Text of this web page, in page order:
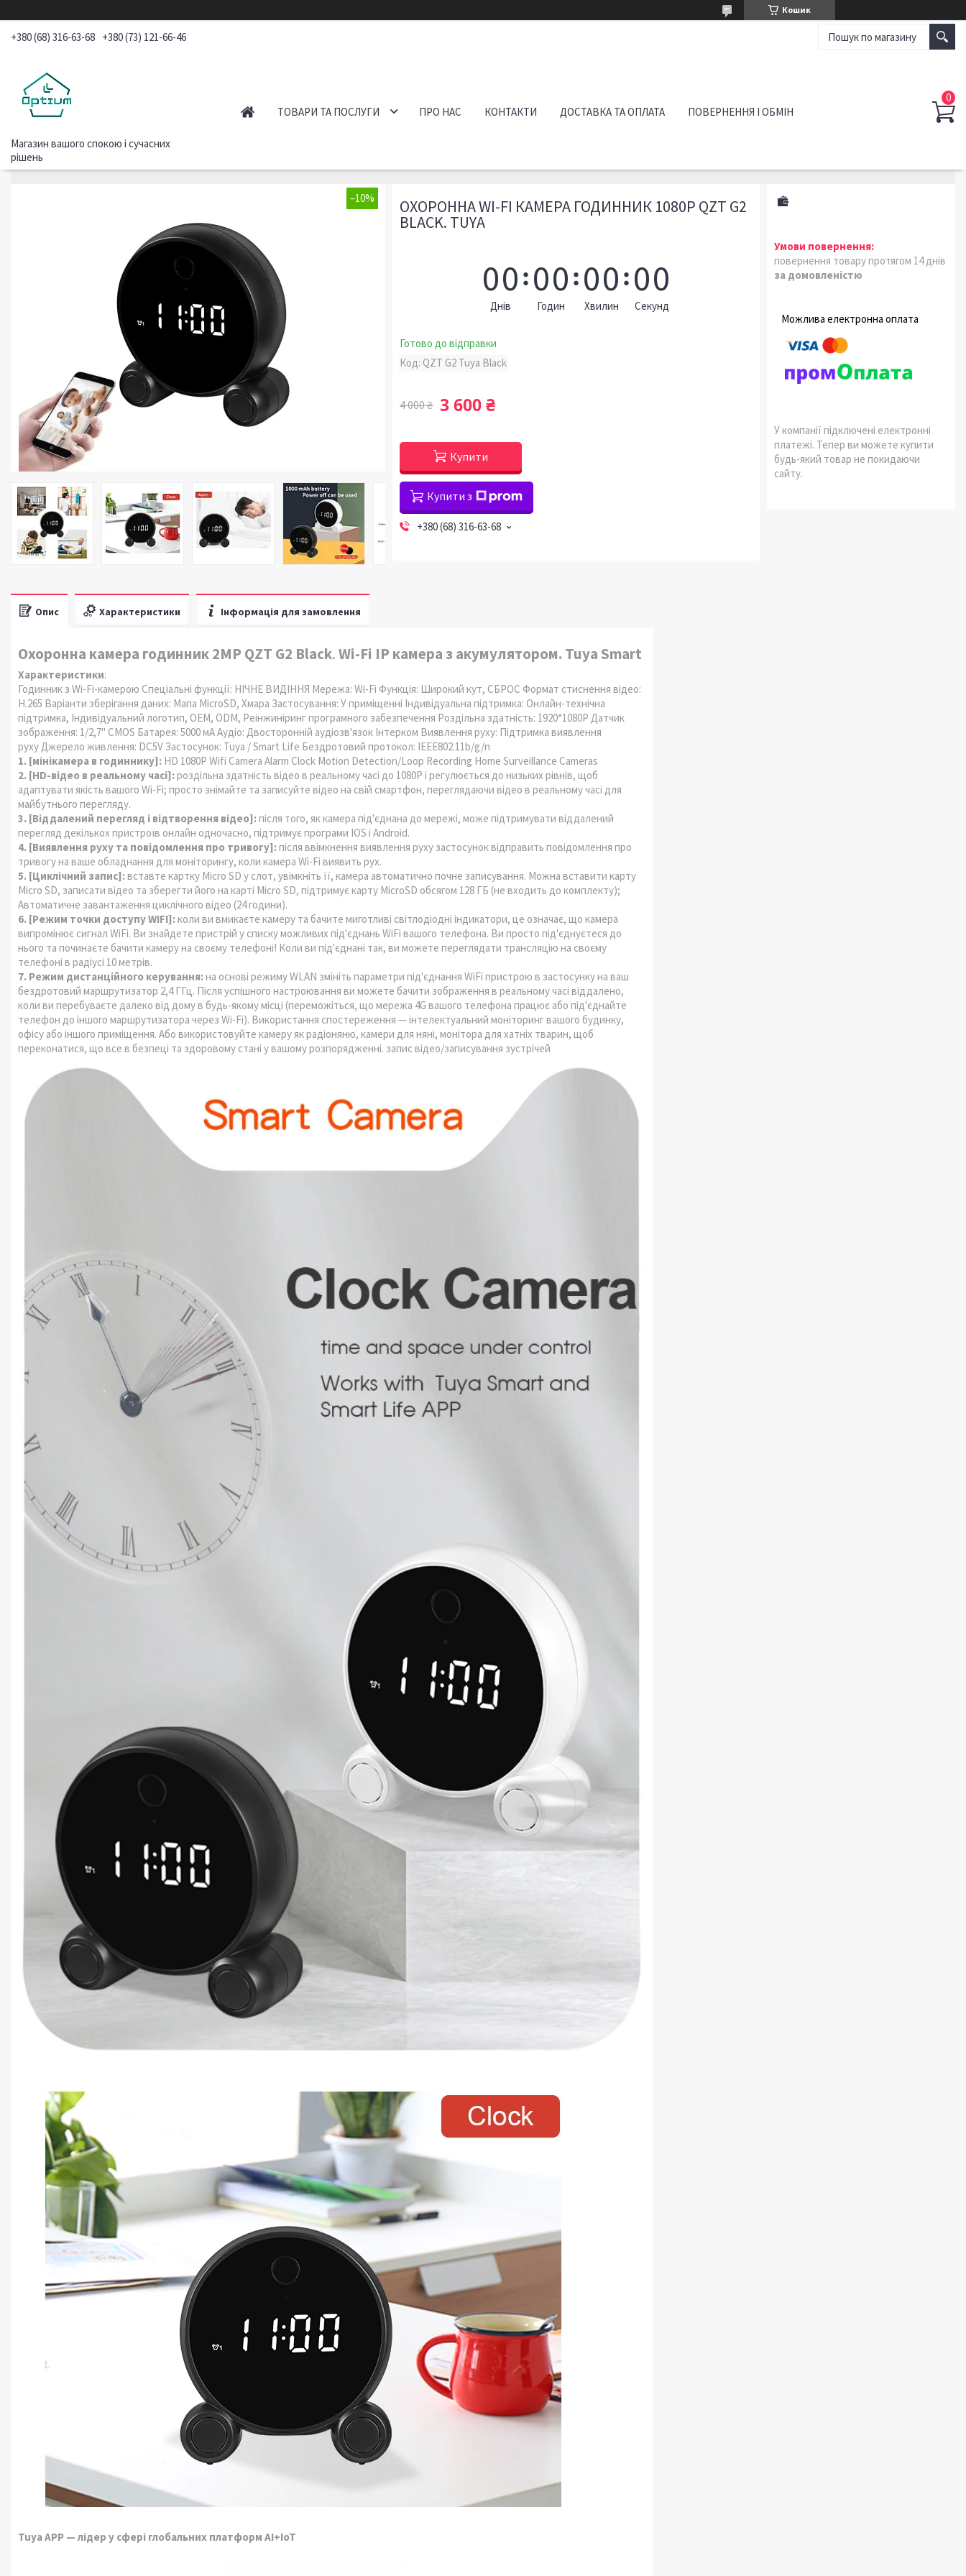
Кошик
+380 (68) 316-63-68 +380 (73) 121-66-46
Магазин вашого спокою і сучасних
рішень
ТОВАРИ ТА ПОСЛУГИ ПРО НАС КОНТАКТИ ДОСТАВКА ТА ОПЛАТА ПОВЕРНЕННЯ І ОБМІН
–10% ОХОРОННА WI-FI КАМЕРА ГОДИННИК 1080P QZT G2
BLACK. TUYA
00
Днів
00
Годин
00
Хвилин
00
Секунд
Готово до відправки
Код: QZT G2 Tuya Black
4 000 ₴ 3 600 ₴
Купити
Купити з
+380 (68) 316-63-68
повернення товару протягом 14 днів
за домовленістю
У компанії підключені електронні
платежі. Тепер ви можете купити
будь-який товар не покидаючи
сайту.
Опис Характеристики Інформація для замовлення
Охоронна камера годинник 2MP QZT G2 Black.Wi-Fi IP камера з акумулятором. Tuya Smart
Характеристики:
Годинник з Wi-Fi-камерою Спеціальні функції: НІЧНЕ ВИДІННЯ Мережа: Wi-Fi Функція: Широкий кут, СБРОС Формат стиснення відео:
H.265 Варіанти зберігання даних: Мапа MicroSD, Хмара Застосування: У приміщенні Індивідуальна підтримка: Онлайн-технічна
підтримка, Індивідуальний логотип, OEM, ODM, Реінжиніринг програмного забезпечення Роздільна здатність: 1920*1080P Датчик
зображення: 1/2,7" CMOS Батарея: 5000 мА Аудіо: Двосторонній аудіозв'язок Інтерком Виявлення руху: Підтримка виявлення
руху Джерело живлення: DC5V Застосунок: Tuya / Smart Life Бездротовий протокол: IEEE802.11b/g/n
1. [мінікамера в годиннику]: HD 1080P Wifi Camera Alarm Clock Motion Detection/Loop Recording Home Surveillance Cameras
2. [HD-відео в реальному часі]: роздільна здатність відео в реальному часі до 1080P і регулюється до низьких рівнів, щоб
адаптувати якість вашого Wi-Fi; просто знімайте та записуйте відео на свій смартфон, переглядаючи відео в реальному часі для
майбутнього перегляду.
3. [Віддалений перегляд і відтворення відео]: після того, як камера під'єднана до мережі, може підтримувати віддалений
перегляд декількох пристроїв онлайн одночасно, підтримує програми IOS і Android.
4. [Виявлення руху та повідомлення про тривогу]: після ввімкнення виявлення руху застосунок відправить повідомлення про
тривогу на ваше обладнання для моніторингу, коли камера Wi-Fi виявить рух.
5. [Циклічний запис]: вставте картку Micro SD у слот, увімкніть її, камера автоматично почне записування. Можна вставити карту
Micro SD, записати відео та зберегти його на карті Micro SD, підтримує карту MicroSD обсягом 128 ГБ (не входить до комплекту);
Автоматичне завантаження циклічного відео (24 години).
6. [Режим точки доступу WIFI]: коли ви вмикаєте камеру та бачите миготливі світлодіодні індикатори, це означає, що камера
випромінює сигнал WiFi. Ви знайдете пристрій у списку можливих під'єднань WiFi вашого телефона. Ви просто під'єднуєтеся до
нього та починаєте бачити камеру на своєму телефоні! Коли ви під'єднані так, ви можете переглядати трансляцію на своєму
телефоні в радіусі 10 метрів.
7. Режим дистанційного керування: на основі режиму WLAN змініть параметри під'єднання WiFi пристрою в застосунку на ваш
бездротовий маршрутизатор 2,4 ГГц. Після успішного настроювання ви можете бачити зображення в реальному часі віддалено,
коли ви перебуваєте далеко від дому в будь-якому місці (переможіться, що мережа 4G вашого телефона працює або під'єднайте
телефон до іншого маршрутизатора через Wi-Fi). Використання спостереження — інтелектуальний моніторинг вашого будинку,
офісу або іншого приміщення. Або використовуйте камеру як радіоняню, камери для няні, монітора для хатніх тварин, щоб
переконатися, що все в безпеці та здоровому стані у вашому розпорядженні. запис відео/записування зустрічей
Tuya APP — лідер у сфері глобальних платформ AI+IoT